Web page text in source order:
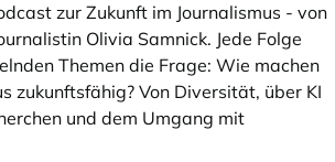
zur Zukunft im Journalismus - von
Olivia Samnick. Jede Folge
Themen die Frage: Wie machen
zukunftsfähig? Von Diversität, über KI
und dem Umgang mit